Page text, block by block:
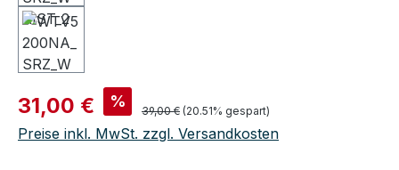
Verkaufspreis:
31,00 € % Regulärer Preis:
39,00 € (20.51% gespart)
Preise inkl. MwSt. zzgl. Versandkosten